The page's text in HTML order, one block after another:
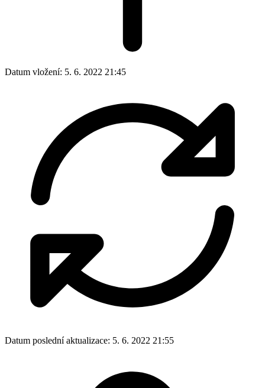
Datum vložení: 5. 6. 2022 21:45
Datum poslední aktualizace: 5. 6. 2022 21:55